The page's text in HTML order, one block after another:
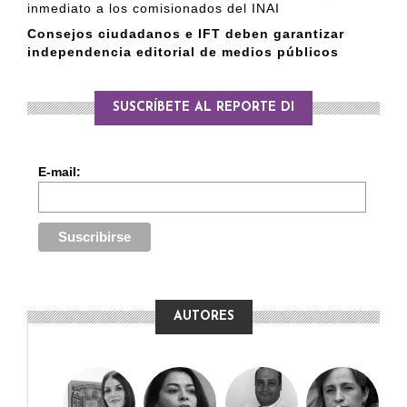
inmediato a los comisionados del INAI
Consejos ciudadanos e IFT deben garantizar
independencia editorial de medios públicos
SUSCRÍBETE AL REPORTE DI
E-mail:
AUTORES